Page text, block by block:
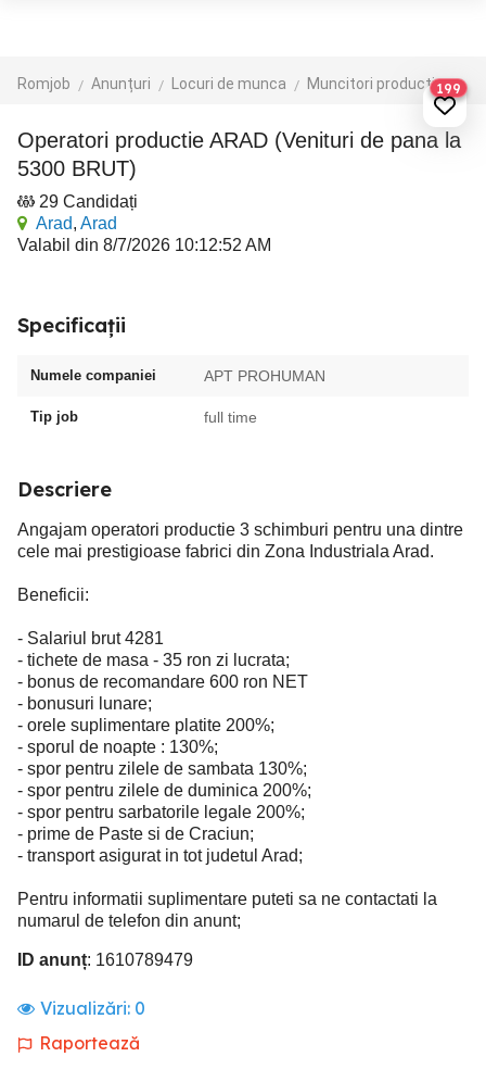
Romjob Anunțuri Locuri de munca Muncitori productie - depozit - logistica
199
Operatori productie ARAD (Venituri de pana la
5300 BRUT)
29 Candidați
Arad, Arad
Valabil din 8/7/2026 10:12:52 AM
Specificații
Numele companiei APT PROHUMAN
Tip job full time
Descriere
Angajam operatori productie 3 schimburi pentru una dintre
cele mai prestigioase fabrici din Zona Industriala Arad.
Beneficii:
- Salariul brut 4281
- tichete de masa - 35 ron zi lucrata;
- bonus de recomandare 600 ron NET
- bonusuri lunare;
- orele suplimentare platite 200%;
- sporul de noapte : 130%;
- spor pentru zilele de sambata 130%;
- spor pentru zilele de duminica 200%;
- spor pentru sarbatorile legale 200%;
- prime de Paste si de Craciun;
- transport asigurat in tot judetul Arad;
Pentru informatii suplimentare puteti sa ne contactati la
numarul de telefon din anunt;
ID anunț: 1610789479
Vizualizări: 0
Raportează